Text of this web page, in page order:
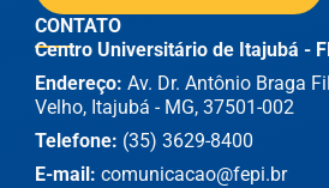
CONTATO
Centro Universitário de Itajubá -
Endereço: Av. Dr. Antônio Braga
Velho, Itajubá - MG, 37501-002
Telefone: (35) 3629-8400
E-mail: comunicacao@fepi.br